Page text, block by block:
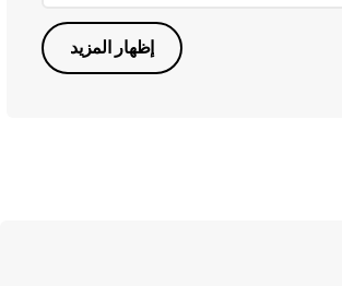
Conformity_en_US
إظهار المزيد